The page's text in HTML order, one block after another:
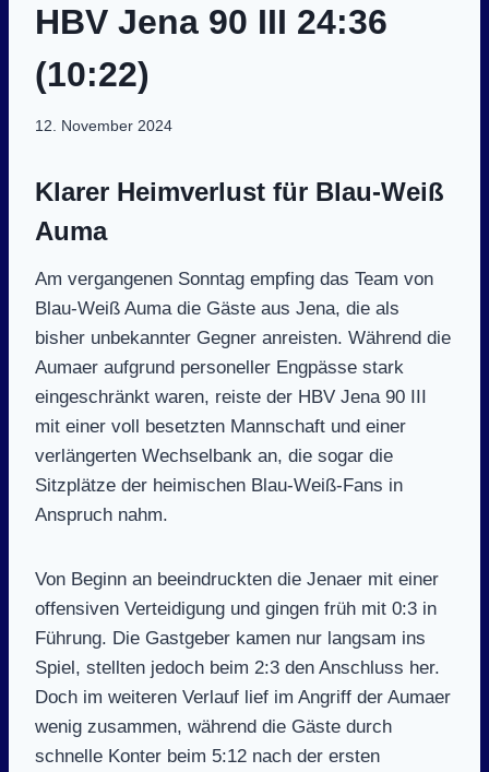
HBV Jena 90 III 24:36
(10:22)
12. November 2024
Klarer Heimverlust für Blau-Weiß
Auma
Am vergangenen Sonntag empfing das Team von
Blau-Weiß Auma die Gäste aus Jena, die als
bisher unbekannter Gegner anreisten. Während die
Aumaer aufgrund personeller Engpässe stark
eingeschränkt waren, reiste der HBV Jena 90 III
mit einer voll besetzten Mannschaft und einer
verlängerten Wechselbank an, die sogar die
Sitzplätze der heimischen Blau-Weiß-Fans in
Anspruch nahm.
Von Beginn an beeindruckten die Jenaer mit einer
offensiven Verteidigung und gingen früh mit 0:3 in
Führung. Die Gastgeber kamen nur langsam ins
Spiel, stellten jedoch beim 2:3 den Anschluss her.
Doch im weiteren Verlauf lief im Angriff der Aumaer
wenig zusammen, während die Gäste durch
schnelle Konter beim 5:12 nach der ersten